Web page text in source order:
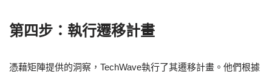
第四步：執行遷移計畫
憑藉矩陣提供的洞察，TechWave執行了其遷移計畫。他們根據